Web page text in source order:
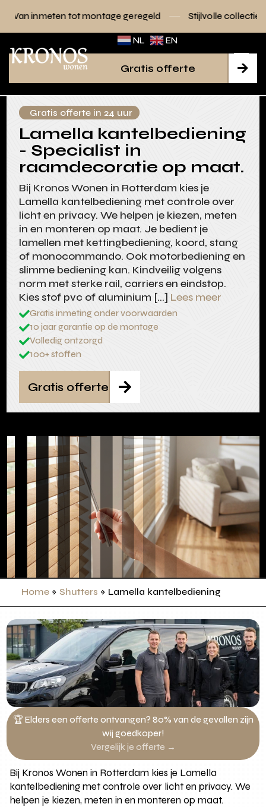
montage geregeld Stijlvolle collecties voor elk
NL EN

Gratis offerte
Gratis offerte in 24 uur
Lamella kantelbediening
- Specialist in
raamdecoratie op maat.
Bij Kronos Wonen in Rotterdam kies je
Lamella kantelbediening met controle over
licht en privacy. We helpen je kiezen, meten
in en monteren op maat. Je bedient je
lamellen met kettingbediening, koord, stang
of monocommando. Ook motorbediening en
slimme bediening kan. Kindveilig volgens
norm met sterke rail, carriers en eindstop.
Kies stof pvc of aluminium […] Lees meer
Gratis inmeting onder voorwaarden
10 jaar garantie op de montage
Volledig ontzorgd
100+ stoffen

Gratis offerte
Home » Shutters » Lamella kantelbediening
🏆 Elders een offerte ontvangen? 80% van de gevallen zijn
wij goedkoper!
Vergelijk je offerte →
Bij Kronos Wonen in Rotterdam kies je Lamella
kantelbediening met controle over licht en privacy. We
helpen je kiezen, meten in en monteren op maat.